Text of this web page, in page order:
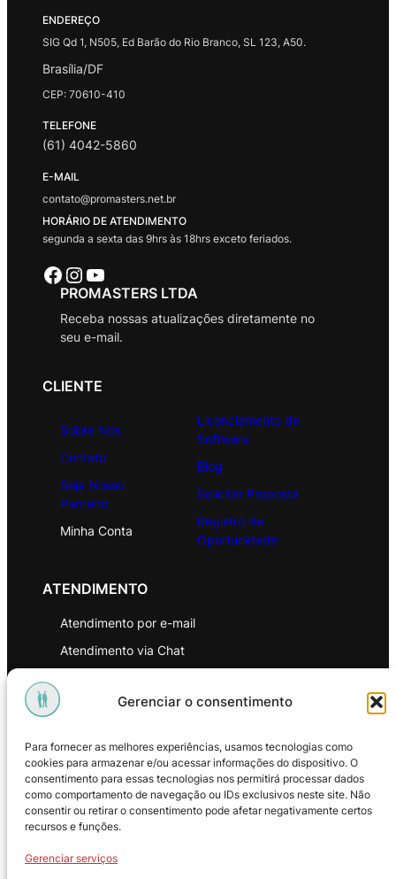
Gerenciar o consentimento
Para fornecer as melhores experiências, usamos tecnologias como
cookies para armazenar e/ou acessar informações do dispositivo. O
consentimento para essas tecnologias nos permitirá processar dados
como comportamento de navegação ou IDs exclusivos neste site. Não
consentir ou retirar o consentimento pode afetar negativamente certos
recursos e funções.
Gerenciar serviços
ENDEREÇO
SIG Qd 1, N505, Ed Barão do Rio Branco, SL 123, A50.
Brasília/DF
CEP: 70610-410
TELEFONE
(61) 4042-5860
E-MAIL
contato@promasters.net.br
HORÁRIO DE ATENDIMENTO
segunda a sexta das 9hrs às 18hrs exceto feriados.
Facebook Instagram Youtube
PROMASTERS LTDA
Receba nossas atualizações diretamente no
seu e-mail.
CLIENTE
Sobre Nós
Contato
Seja Nosso
Parceiro
Minha Conta
Licenciamento de
Software
Blog
Solicitar Proposta
Registro de
Oportunidade
ATENDIMENTO
Atendimento por e-mail
Atendimento via Chat
Política de Privacidade
Política de Troca e Devoluções
Política de Reembolso